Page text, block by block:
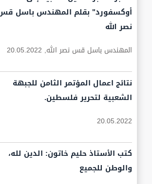
أوكسفورد" بقلم المهندس باسل
نصر الله
المهندس باسل قس نصر الله, 20.05.2022
نتائج اعمال المؤتمر الثامن للجبهة
الشعبية لتحرير فلسطين.
20.05.2022
كتب الأستاذ حليم خاتون: الدين لله،
والوطن للجميع